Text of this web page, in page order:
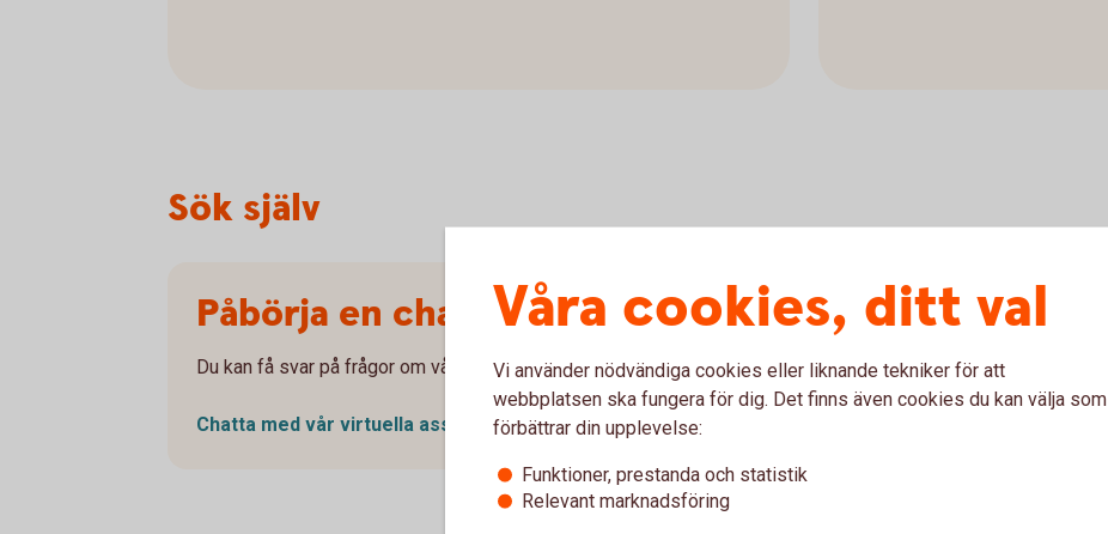
Sök själv
Påbörja en chatt för snabbast hjälp
Du kan få svar på frågor om våra produkter och tjänster och guidning till personlig hjälp.
Chatta med vår virtuella assistent
Våra cookies, ditt val
Vi använder nödvändiga cookies eller liknande tekniker för att
webbplatsen ska fungera för dig. Det finns även cookies du kan välja som
förbättrar din upplevelse:
Funktioner, prestanda och statistik
Relevant marknadsföring